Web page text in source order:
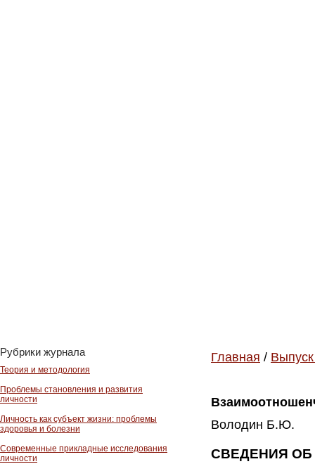
Рубрики журнала
Теория и методология
Проблемы становления и развития
личности
Личность как субъект жизни: проблемы
здоровья и болезни
Современные прикладные исследования
личности
Главная /
Володин Б.Ю.
СВЕДЕНИЯ ОБ